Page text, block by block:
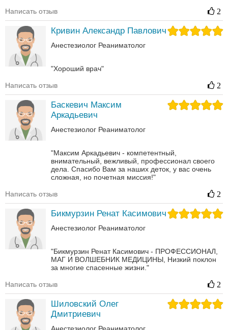
Написать отзыв 2
Кривин Александр Павлович
Анестезиолог Реаниматолог
"Хороший врач"
Написать отзыв 2
Баскевич Максим
Аркадьевич
Анестезиолог Реаниматолог
"Максим Аркадьевич - компетентный,
внимательный, вежливый, профессионал своего
дела. Спасибо Вам за наших деток, у вас очень
сложная, но почетная миссия!"
Написать отзыв 2
Бикмурзин Ренат Касимович
Анестезиолог Реаниматолог
"Бикмурзин Ренат Касимович - ПРОФЕССИОНАЛ,
МАГ И ВОЛШЕБНИК МЕДИЦИНЫ, Низкий поклон
за многие спасенные жизни."
Написать отзыв 2
Шиловский Олег
Дмитриевич